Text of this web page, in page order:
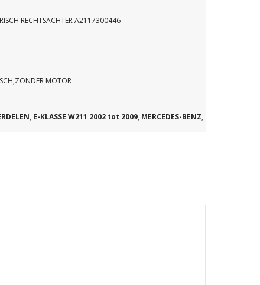
RECHTSACHTER A2117300446
MOTOR
, E-KLASSE W211 2002 tot 2009, MERCEDES-BENZ,